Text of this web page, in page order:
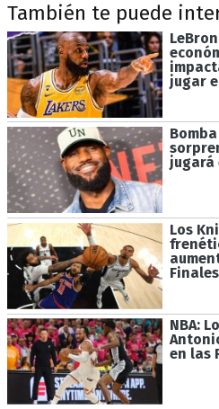
También te puede
jugar
jugará
Los
NBA:
en las